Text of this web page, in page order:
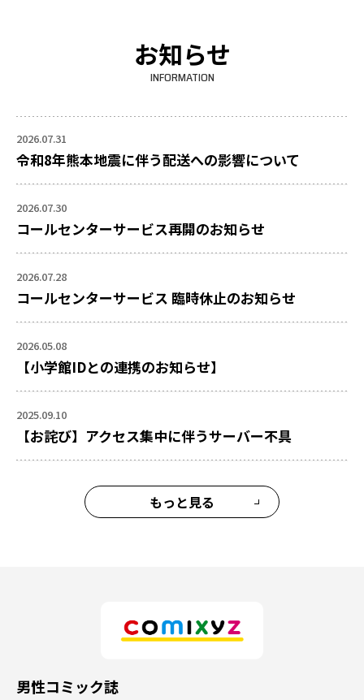
お知らせ
INFORMATION
2026.07.31
令和8年熊本地震に伴う配送への影響について
2026.07.30
コールセンターサービス再開のお知らせ
2026.07.28
コールセンターサービス 臨時休止のお知らせ
2026.05.08
【小学館IDとの連携のお知らせ】
2025.09.10
【お詫び】アクセス集中に伴うサーバー不具
もっと見る
男性コミック誌